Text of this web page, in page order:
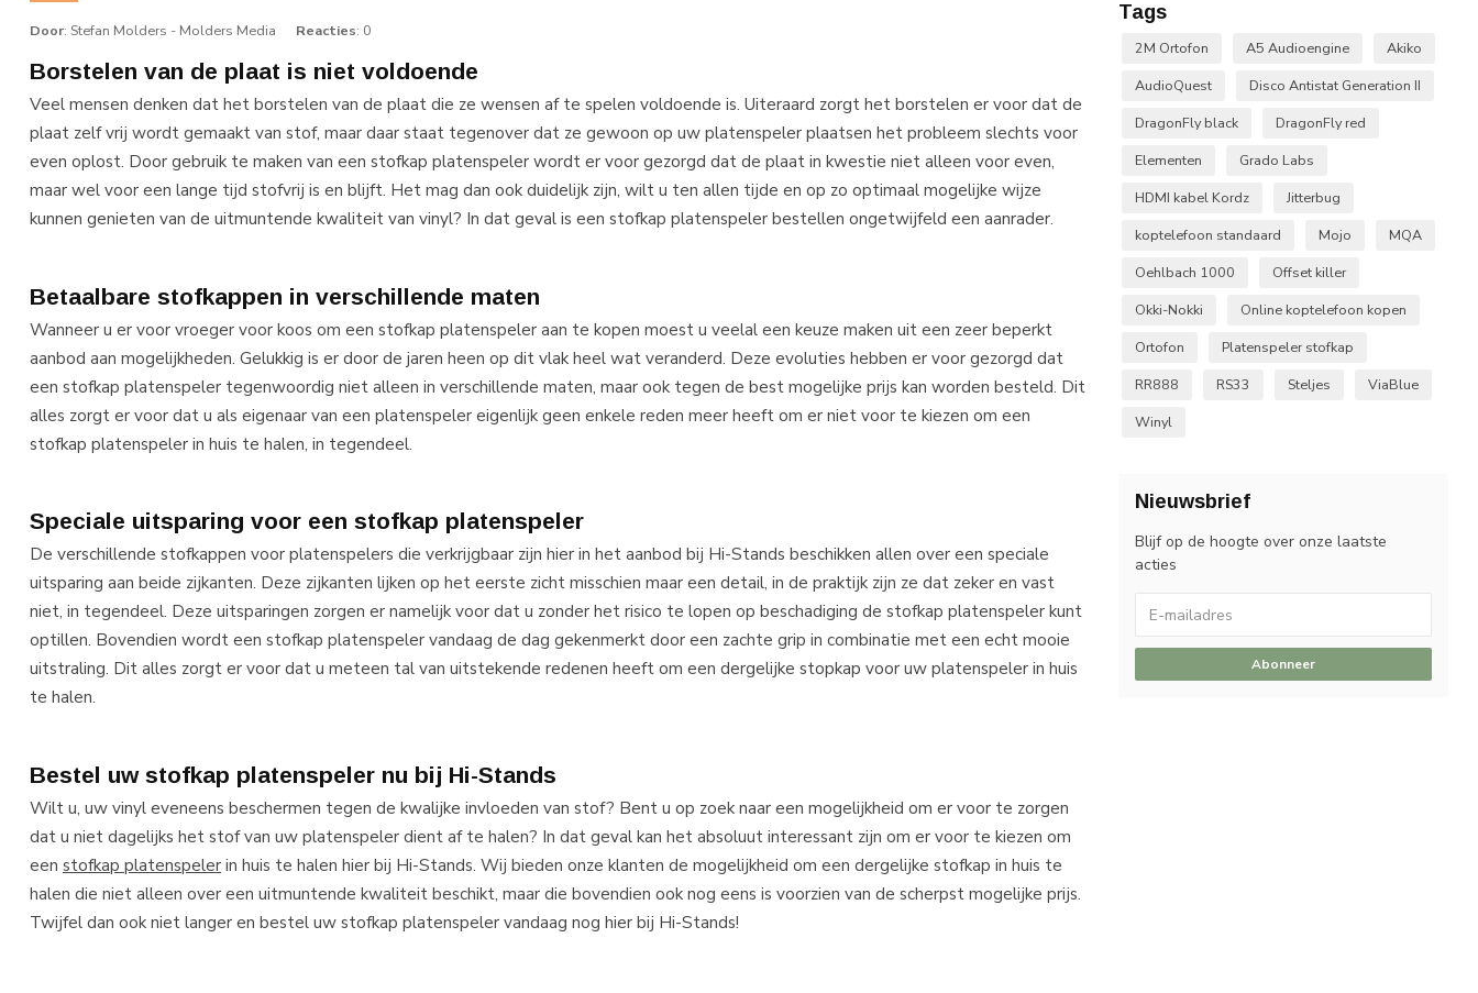
Door: Stefan Molders - Molders Media Reacties: 0
Borstelen van de plaat is niet voldoende
Veel mensen denken dat het borstelen van de plaat die ze wensen af te spelen voldoende is. Uiteraard zorgt het borstelen er voor dat de
plaat zelf vrij wordt gemaakt van stof, maar daar staat tegenover dat ze gewoon op uw platenspeler plaatsen het probleem slechts voor
even oplost. Door gebruik te maken van een stofkap platenspeler wordt er voor gezorgd dat de plaat in kwestie niet alleen voor even,
maar wel voor een lange tijd stofvrij is en blijft. Het mag dan ook duidelijk zijn, wilt u ten allen tijde en op zo optimaal mogelijke wijze
kunnen genieten van de uitmuntende kwaliteit van vinyl? In dat geval is een stofkap platenspeler bestellen ongetwijfeld een aanrader.
Betaalbare stofkappen in verschillende maten
Wanneer u er voor vroeger voor koos om een stofkap platenspeler aan te kopen moest u veelal een keuze maken uit een zeer beperkt
aanbod aan mogelijkheden. Gelukkig is er door de jaren heen op dit vlak heel wat veranderd. Deze evoluties hebben er voor gezorgd dat
een stofkap platenspeler tegenwoordig niet alleen in verschillende maten, maar ook tegen de best mogelijke prijs kan worden besteld. Dit
alles zorgt er voor dat u als eigenaar van een platenspeler eigenlijk geen enkele reden meer heeft om er niet voor te kiezen om een
stofkap platenspeler in huis te halen, in tegendeel.
Speciale uitsparing voor een stofkap platenspeler
De verschillende stofkappen voor platenspelers die verkrijgbaar zijn hier in het aanbod bij Hi-Stands beschikken allen over een speciale
uitsparing aan beide zijkanten. Deze zijkanten lijken op het eerste zicht misschien maar een detail, in de praktijk zijn ze dat zeker en vast
niet, in tegendeel. Deze uitsparingen zorgen er namelijk voor dat u zonder het risico te lopen op beschadiging de stofkap platenspeler kunt
optillen. Bovendien wordt een stofkap platenspeler vandaag de dag gekenmerkt door een zachte grip in combinatie met een echt mooie
uitstraling. Dit alles zorgt er voor dat u meteen tal van uitstekende redenen heeft om een dergelijke stopkap voor uw platenspeler in huis
te halen.
Bestel uw stofkap platenspeler nu bij Hi-Stands
Wilt u, uw vinyl eveneens beschermen tegen de kwalijke invloeden van stof? Bent u op zoek naar een mogelijkheid om er voor te zorgen
dat u niet dagelijks het stof van uw platenspeler dient af te halen? In dat geval kan het absoluut interessant zijn om er voor te kiezen om
een stofkap platenspelerin huis te halen hier bij Hi-Stands. Wij bieden onze klanten de mogelijkheid om een dergelijke stofkap in huis te
halen die niet alleen over een uitmuntende kwaliteit beschikt, maar die bovendien ook nog eens is voorzien van de scherpst mogelijke prijs.
Twijfel dan ook niet langer en bestel uw stofkap platenspeler vandaag nog hier bij Hi-Stands!
Tags
2M Ortofon A5 Audioengine
Akiko
AudioQuest
Disco Antistat Generation II
DragonFly black
DragonFly red
Elementen
Grado Labs
HDMI kabel Kordz
Jitterbug
koptelefoon standaard
Mojo
MQA
Oehlbach 1000
Offset killer
Okki-Nokki
Online koptelefoon kopen
Ortofon
Platenspeler stofkap
RR888
RS33 Steljes
ViaBlue
Winyl
Nieuwsbrief
Blijf op de hoogte over onze laatste
acties
Abonneer